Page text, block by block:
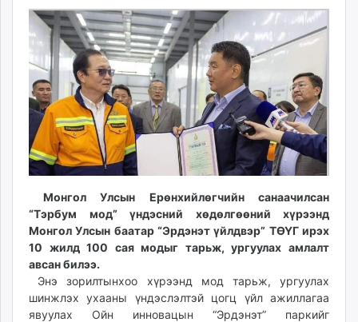
ikon.mn
mnb.mn
Livetv.mn
Eguur.mn
24tsag.mn
shuud.mn
eagle.mn
ergelt.mn
zarig.mn
today.mn
zuv.mn
mminfo.mn
ugluu.mn
urlag.mn
asu.mn
11:14:43
06:36:37
Монгол Улсын Ерөнхийлөгчийн санаачилсан
“Тэрбум мод” үндэсний хөдөлгөөний хүрээнд
Монгол Улсын баатар “Эрдэнэт үйлдвэр” ТӨҮГ ирэх
10 жилд 100 сая модыг тарьж, ургуулах амлалт
авсан билээ.
Энэ зорилтынхоо хүрээнд мод тарьж, ургуулах
шинжлэх ухааны үндэслэлтэй цогц үйл ажиллагаа
явуулах Ойн инновацын “Эрдэнэт” паркийг